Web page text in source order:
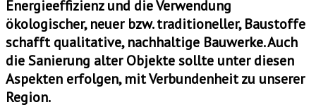
Energieeffizienz und die Verwendung
ökologischer, neuer bzw. traditioneller, Baustoffe
schafft qualitative, nachhaltige Bauwerke. Auch
die Sanierung alter Objekte sollte unter diesen
Aspekten erfolgen, mit Verbundenheit zu unserer
Region.